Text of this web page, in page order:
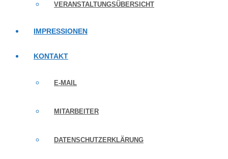
VERANSTALTUNGSÜBERSICHT
IMPRESSIONEN
KONTAKT
E-MAIL
MITARBEITER
DATENSCHUTZERKLÄRUNG